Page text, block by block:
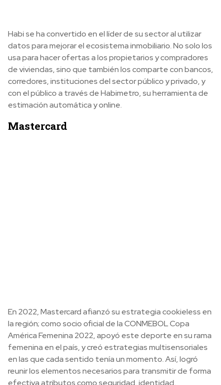
Habi se ha convertido en el líder de su sector al utilizar
datos para mejorar el ecosistema inmobiliario. No solo los
usa para hacer ofertas a los propietarios y compradores
de viviendas, sino que también los comparte con bancos,
corredores, instituciones del sector público y privado, y
con el público a través de Habimetro, su herramienta de
estimación automática y online.
Mastercard
En 2022, Mastercard afianzó su estrategia cookieless en
la región; como socio oficial de la CONMEBOL Copa
América Femenina 2022, apoyó este deporte en su rama
femenina en el país, y creó estrategias multisensoriales
en las que cada sentido tenía un momento. Así, logró
reunir los elementos necesarios para transmitir de forma
efectiva atributos como seguridad, identidad,